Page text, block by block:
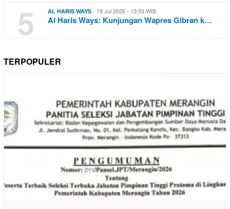
5 AL HARIS WAYS 19 Jul 2026 - 13:03 WIB
Al Haris Ways: Kunjungan Wapres Gibran k…
TERPOPULER